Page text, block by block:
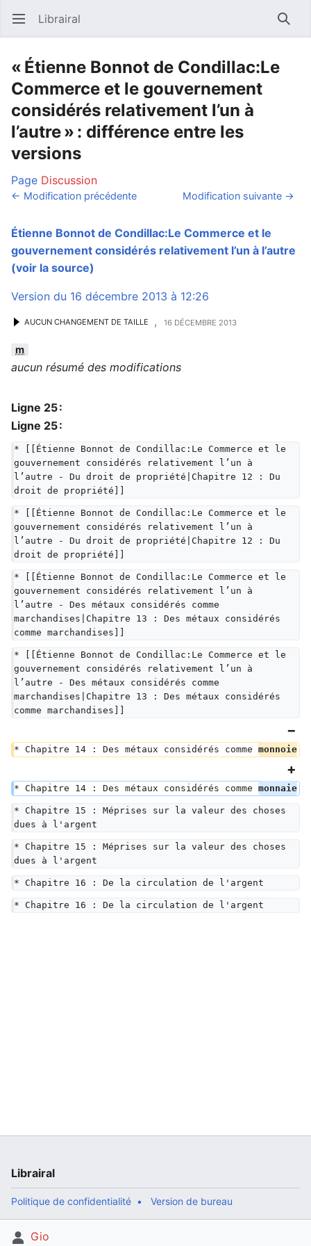
Ouvrir le menu principal Librairal
« Étienne Bonnot de Condillac:Le
Commerce et le gouvernement
considérés relativement l’un à
l’autre » : différence entre les
versions
Page Discussion
← Modification précédente Modification suivante →
Étienne Bonnot de Condillac:Le Commerce et le
gouvernement considérés relativement l’un à l’autre
(voir la source)
Version du 16 décembre 2013 à 12:26
AUCUN CHANGEMENT DE TAILLE , 16 DÉCEMBRE 2013
m
aucun résumé des modifications
Ligne 25 :
Ligne 25 :
* [[Étienne Bonnot de Condillac:Le Commerce et le
gouvernement considérés relativement l’un à
l’autre - Du droit de propriété|Chapitre 12 : Du
droit de propriété]]
* [[Étienne Bonnot de Condillac:Le Commerce et le
gouvernement considérés relativement l’un à
l’autre - Du droit de propriété|Chapitre 12 : Du
droit de propriété]]
* [[Étienne Bonnot de Condillac:Le Commerce et le
gouvernement considérés relativement l’un à
l’autre - Des métaux considérés comme
marchandises|Chapitre 13 : Des métaux considérés
comme marchandises]]
* [[Étienne Bonnot de Condillac:Le Commerce et le
gouvernement considérés relativement l’un à
l’autre - Des métaux considérés comme
marchandises|Chapitre 13 : Des métaux considérés
comme marchandises]]
* Chapitre 14 : Des métaux considérés comme monnoie
* Chapitre 14 : Des métaux considérés comme monnaie
* Chapitre 15 : Méprises sur la valeur des choses
dues à l'argent
* Chapitre 15 : Méprises sur la valeur des choses
dues à l'argent
* Chapitre 16 : De la circulation de l'argent
* Chapitre 16 : De la circulation de l'argent
Gio
Librairal
Politique de confidentialité Version de bureau